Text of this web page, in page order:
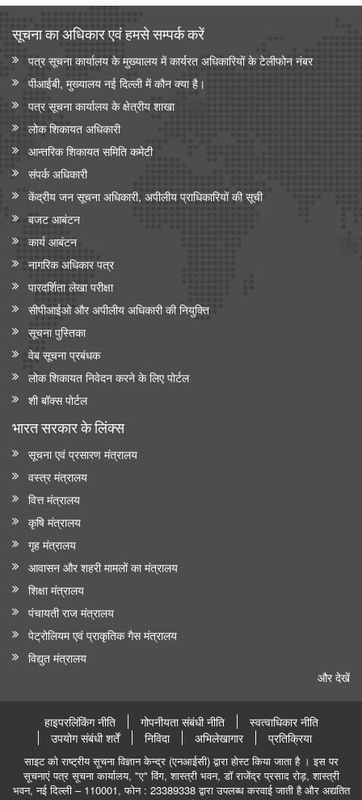
सूचना का अधिकार एवं हमसे सम्‍पर्क करें
पत्र सूचना कार्यालय के मुख्यालय में कार्यरत अधिकारियों के टेलीफोन नंबर
पीआईबी, मुख्यालय नई दिल्ली में कौन क्या है।
पत्र सूचना कार्यालय के क्षेत्रीय शाखा
लोक शिकायत अधिकारी
आन्‍तरिक शिकायत समिति कमेटी
संपर्क अधिकारी
केंद्रीय जन सूचना अधिकारी, अपीलीय प्राधिकारियों की सूची
बजट आबंटन
कार्य आबंटन
नागरिक अधिकार पत्र
पारदर्शिता लेखा परीक्षा
सीपीआईओ और अपी‍लीय अधिकारी की नियुक्ति
सूचना पुस्तिका
वेब सूचना प्रबंधक
लोक शिकायत निवेदन करने के लिए पोर्टल
शी बॉक्स पोर्टल
भारत सरकार के लिंक्‍स
सूचना एवं प्रसारण मंत्रालय
वस्त्र मंत्रालय
वित्त मंत्रालय
कृषि मंत्रालय
गृह मंत्रालय
आवासन और शहरी मामलों का मंत्रालय
शिक्षा मंत्रालय
पंचायती राज मंत्रालय
पेट्रोलियम एवं प्राकृतिक गैस मंत्रालय
विद्युत मंत्रालय
और देखें
हाइपरलिंकिंग नीति गोपनीयता संबंधी नीति
स्वत्वाधिकार नीति
उपयोग संबंधी शर्तें
निविदा अभिलेखागार प्रतिक्रिया
साइट को राष्ट्रीय सूचना विज्ञान केन्द्र (एनआईसी) द्वारा होस्ट किया जाता है । इस पर
सूचनाएं पत्र सूचना कार्यालय, "ए" विंग, शास्त्री भवन, डॉ राजेंद्र प्रसाद रोड़, शास्त्री
भवन, नई दिल्ली – 110001, फोन : 23389338 द्वारा उपलब्ध करवाई जाती है और अद्यतित